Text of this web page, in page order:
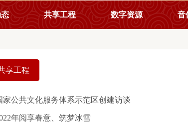
共享工程 数字资源 音
享工程
家公共文化服务体系示范区创建访谈
年阅享春意、筑梦冰雪